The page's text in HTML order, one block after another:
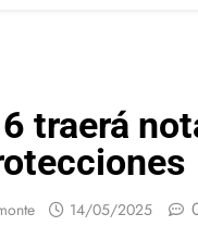
traerá
14/05/2025